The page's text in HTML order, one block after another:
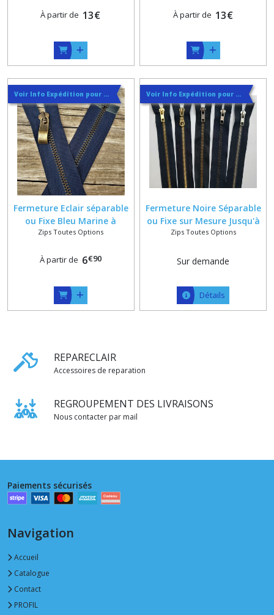
À partir de 13€ À partir de 13€
Voir Info Expédition pour Régler les Frais de Port au Meilleur Prix , En haut d'ecran à Droite
Fermeture Eclair séparable
ou Fixe Bleu Marine à
Glissiere Métal Vieux laiton
maxi
Zips Toutes Options
À partir de 6€90
Voir Info Expédition pour Régler les Frais de Port au Meilleur Prix , En haut d'ecran à Droite
Fermeture Noire Séparable
ou Fixe sur Mesure Jusqu'à
80 cm + 6 Finitions de Métal
Zips Toutes Options
Sur demande
Détails
REPARECLAIR
Accessoires de reparation
REGROUPEMENT DES LIVRAISONS
Nous contacter par mail
Paiements sécurisés
Navigation
Accueil
Catalogue
Contact
PROFIL